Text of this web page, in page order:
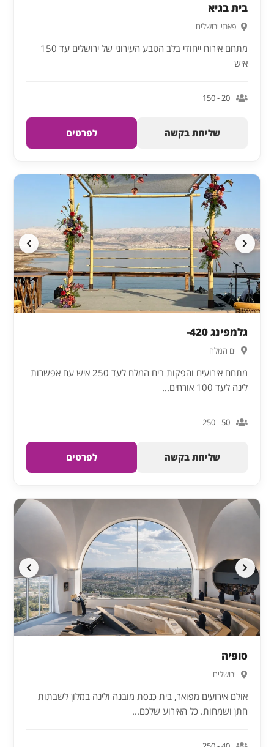
בית בגיא
פאתי ירושלים
מתחם אירוח ייחודי בלב הטבע העירוני של ירושלים עד 150
איש
20 - 150
שליחת בקשה לפרטים
גלמפינג 420-
ים המלח
מתחם אירועים והפקות בים המלח לעד 250 איש עם אפשרות
לינה לעד 100 אורחים...
50 - 250
שליחת בקשה לפרטים
סופיה
ירושלים
אולם אירועים מפואר, בית כנסת מובנה ולינה במלון לשבתות
חתן ושמחות. כל האירוע שלכם...